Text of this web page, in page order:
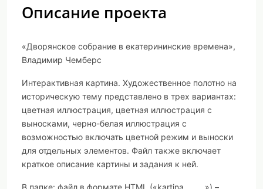
Описание проекта
«Дворянское собрание в екатерининские времена»,
Владимир Чемберс
Интерактивная картина. Художественное полотно на
историческую тему представлено в трех вариантах:
цветная иллюстрация, цветная иллюстрация с
выносками, черно-белая иллюстрация с
возможностью включать цветной режим и выноски
для отдельных элементов. Файл также включает
краткое описание картины и задания к ней.
В папке: файл в формате HTML («kartina_..._...») –